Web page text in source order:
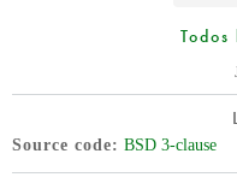
Source code BSD 3-clause